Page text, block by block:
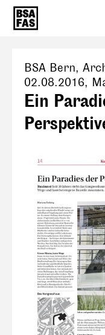
BSA Bern,
02.08.2016,
Ein